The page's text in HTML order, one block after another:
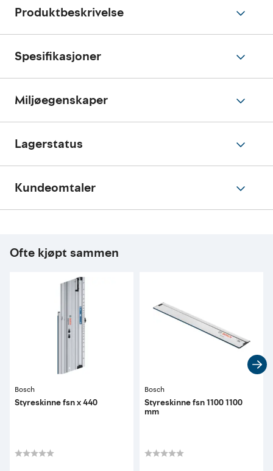
Produktbeskrivelse
Spesifikasjoner
Miljøegenskaper
Lagerstatus
Kundeomtaler
Ofte kjøpt sammen
Bosch
Styreskinne fsn x 440
Bosch
Styreskinne fsn 1100 1100
mm